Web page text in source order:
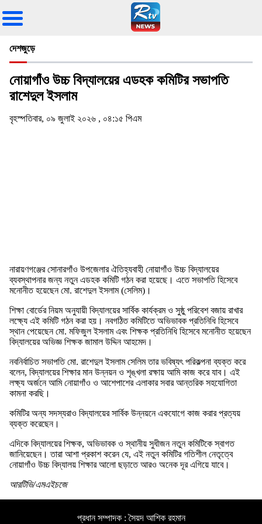
দেশজুড়ে
নোয়াগাঁও উচ্চ বিদ্যালয়ের এডহক কমিটির সভাপতি
রাশেদুল ইসলাম
বৃহস্পতিবার, ০৯ জুলাই ২০২৬ , ০৪:১৫ পিএম
নারায়ণগঞ্জের সোনারগাঁও উপজেলার ঐতিহ্যবাহী নোয়াগাঁও উচ্চ বিদ্যালয়ের
ব্যবস্থাপনার জন্য নতুন এডহক কমিটি গঠন করা হয়েছে। এতে সভাপতি হিসেবে
মনোনীত হয়েছেন মো. রাশেদুল ইসলাম (সেলিম)।
শিক্ষা বোর্ডের নিয়ম অনুযায়ী বিদ্যালয়ের সার্বিক কার্যক্রম ও সুষ্ঠু পরিবেশ বজায় রাখার
লক্ষ্যে এই কমিটি গঠন করা হয়। নবগঠিত কমিটিতে অভিভাবক প্রতিনিধি হিসেবে
স্থান পেয়েছেন মো. মফিজুল ইসলাম এবং শিক্ষক প্রতিনিধি হিসেবে মনোনীত হয়েছেন
বিদ্যালয়ের অভিজ্ঞ শিক্ষক জামাল উদ্দিন আহমেদ।
নবনির্বাচিত সভাপতি মো. রাশেদুল ইসলাম সেলিম তার ভবিষ্যৎ পরিকল্পনা ব্যক্ত করে
বলেন, বিদ্যালয়ের শিক্ষার মান উন্নয়ন ও শৃঙ্খলা রক্ষায় আমি কাজ করে যাব। এই
লক্ষ্য অর্জনে আমি নোয়াগাঁও ও আশেপাশের এলাকার সবার আন্তরিক সহযোগিতা
কামনা করছি।
কমিটির অন্য সদস্যরাও বিদ্যালয়ের সার্বিক উন্নয়নে একযোগে কাজ করার প্রত্যয়
ব্যক্ত করেছেন।
এদিকে বিদ্যালয়ের শিক্ষক, অভিভাবক ও স্থানীয় সুধীজন নতুন কমিটিকে স্বাগত
জানিয়েছেন। তারা আশা প্রকাশ করেন যে, এই নতুন কমিটির গতিশীল নেতৃত্বে
নোয়াগাঁও উচ্চ বিদ্যালয় শিক্ষার আলো ছড়াতে আরও অনেক দূর এগিয়ে যাবে।
আরটিভি/এমএইচজে
প্রধান সম্পাদক : সৈয়দ আশিক রহমান